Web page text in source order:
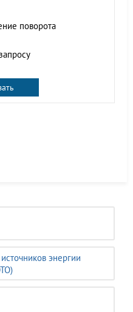
энергии
поворота